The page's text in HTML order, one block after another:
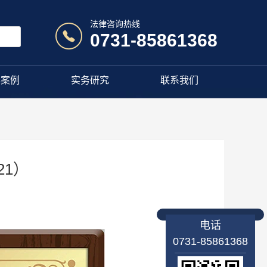
例 实务研究 联系我们
0731-85861368
法律咨询热线
）
电话
0731-85861368